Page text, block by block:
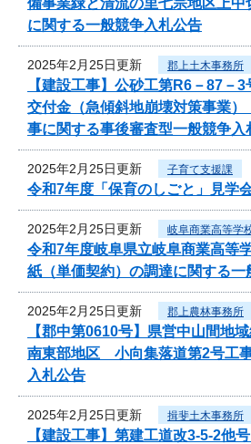
に関する一般競争入札公告
2025年2月25日更新 郡上土木事務所
【建設工事】公砂工第R6－87
交付金（急傾斜地崩壊対策事業）
事に関する事後審査型一般競争入
2025年2月25日更新 子育て支援課
令和7年度「保育のしごと」見学
2025年2月25日更新 岐阜商業高等学
令和7年度岐阜県立岐阜商業高等
紙（単価契約）の調達に関する一
2025年2月25日更新 郡上農林事務所
【郡中第0610号】県営中山間地
南東部地区 小向集落道第2号工
入札公告
2025年2月25日更新 揖斐土木事務所
【建設工事】第建工道改3-5-2